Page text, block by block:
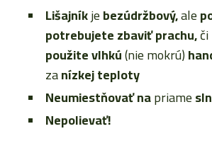
Lišajníkjebezúdržbový,ale
potrebujete zbaviť prachu,
použite vlhkú(nie mokrú)
zanízkej teploty
Neumiestňovať napriame
Nepolievať!